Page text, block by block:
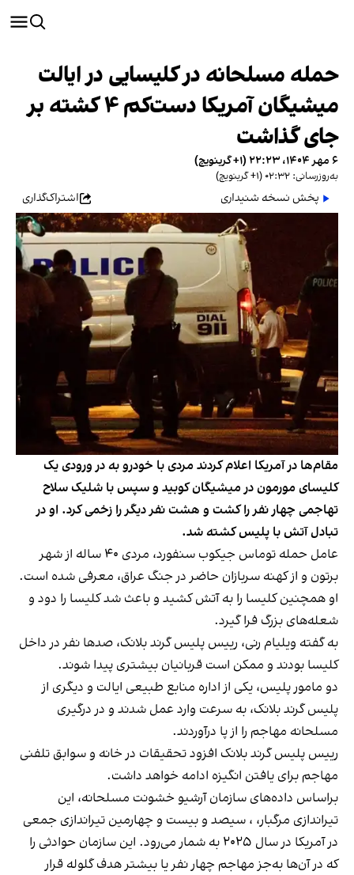
حمله مسلحانه در کلیسایی در ایالت
میشیگان آمریکا دست‌کم ۴ کشته بر
جای گذاشت
۶ مهر ۱۴۰۴، ۲۲:۲۳ (‎+۱ گرینویچ)
به‌روزرسانی: ۰۲:۳۲ (‎+۱ گرینویچ)
پخش نسخه شنیداری اشتراک‌گذاری
مقام‌ها در آمریکا اعلام کردند مردی با خودرو به در ورودی یک
کلیسای مورمون در میشیگان کوبید و سپس با شلیک سلاح
تهاجمی چهار نفر را کشت و هشت نفر دیگر را زخمی کرد. او در
تبادل آتش با پلیس کشته شد.
عامل حمله توماس جیکوب سنفورد، مردی ۴۰ ساله از شهر
برتون و از کهنه سربازان حاضر در جنگ عراق، معرفی شده است.
او همچنین کلیسا را به آتش کشید و باعث شد کلیسا را دود و
شعله‌های بزرگ فرا گیرد.
به گفته ویلیام رنی، رییس پلیس گرند بلانک، صدها نفر در داخل
کلیسا بودند و ممکن است قربانیان بیشتری پیدا شوند.
دو مامور پلیس، یکی از اداره منابع طبیعی ایالت و دیگری از
پلیس گرند بلانک، به سرعت وارد عمل شدند و در درگیری
مسلحانه مهاجم را از پا درآوردند.
رییس پلیس گرند بلانک افزود تحقیقات در خانه و سوابق تلفنی
مهاجم برای یافتن انگیزه ادامه خواهد داشت.
براساس داده‌های سازمان آرشیو خشونت مسلحانه، این
تیراندازی مرگبار، ، سیصد و بیست و چهارمین تیراندازی جمعی
در آمریکا در سال ۲۰۲۵ به شمار می‌رود. این سازمان حوادثی را
که در آن‌ها به‌جز مهاجم چهار نفر یا بیشتر هدف گلوله قرار